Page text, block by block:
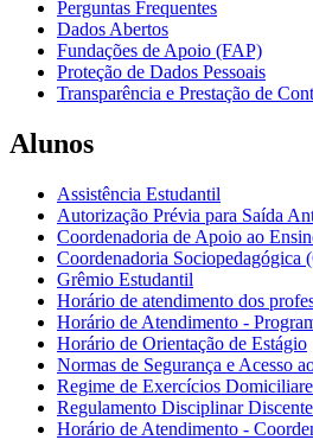
Perguntas Frequentes
Dados Abertos
Fundações de Apoio (FAP)
Proteção de Dados Pessoais
Transparência e Prestação de
Alunos
Assistência Estudantil
Autorização Prévia para Saída
Coordenadoria de Apoio ao
Coordenadoria Sociopedagógica
Grêmio Estudantil
Horário de atendimento dos
Horário de Atendimento -
Horário de Orientação de Estágio
Normas de Segurança e Acesso
Regime de Exercícios
Regulamento Disciplinar Discente
Horário de Atendimento -